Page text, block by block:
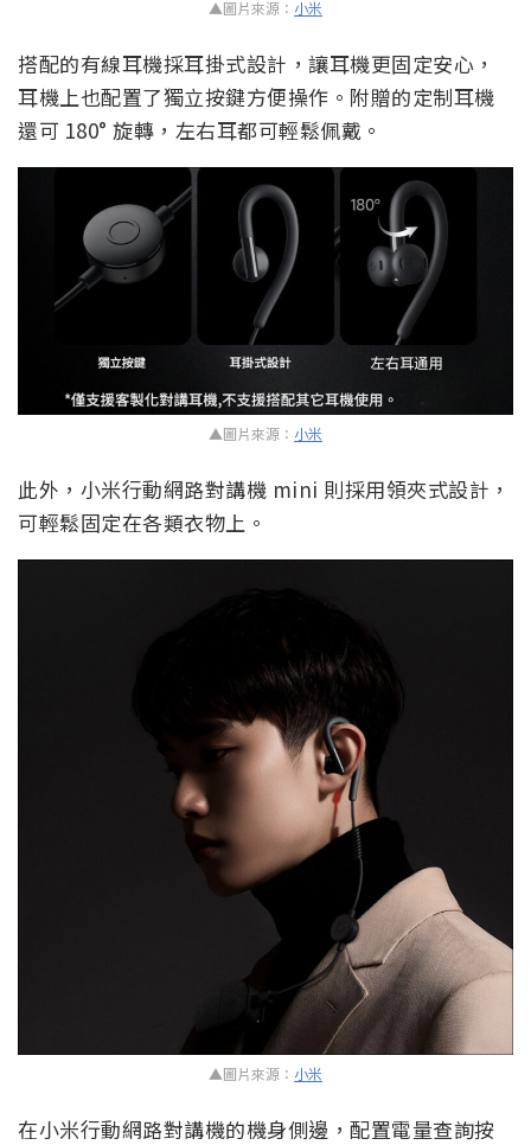
▲圖片來源： 小米
搭配的有線耳機採耳掛式設計，讓耳機更固定安心，
耳機上也配置了獨立按鍵方便操作。附贈的定制耳機
還可 180° 旋轉，左右耳都可輕鬆佩戴。
▲圖片來源： 小米
此外，小米行動網路對講機 mini 則採用領夾式設計，
可輕鬆固定在各類衣物上。
▲圖片來源： 小米
在小米行動網路對講機的機身側邊，配置電量查詢按